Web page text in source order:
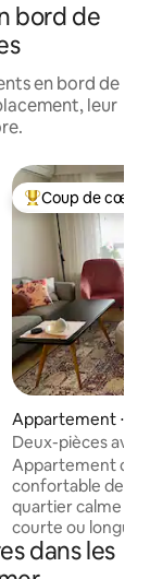
bord de
en bord de
leur
sur la
Coups de cœur
Coup de cœur
Appartement ⋅
Deux-pièces
de la route
Appartement de
confortable de
quartier calme
courte ou longue
les serviettes
L'appartement
dans les